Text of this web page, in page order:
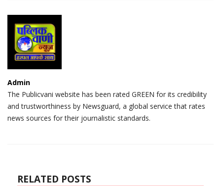
Admin
The Publicvani website has been rated GREEN for its credibility
and trustworthiness by Newsguard, a global service that rates
news sources for their journalistic standards.
RELATED POSTS